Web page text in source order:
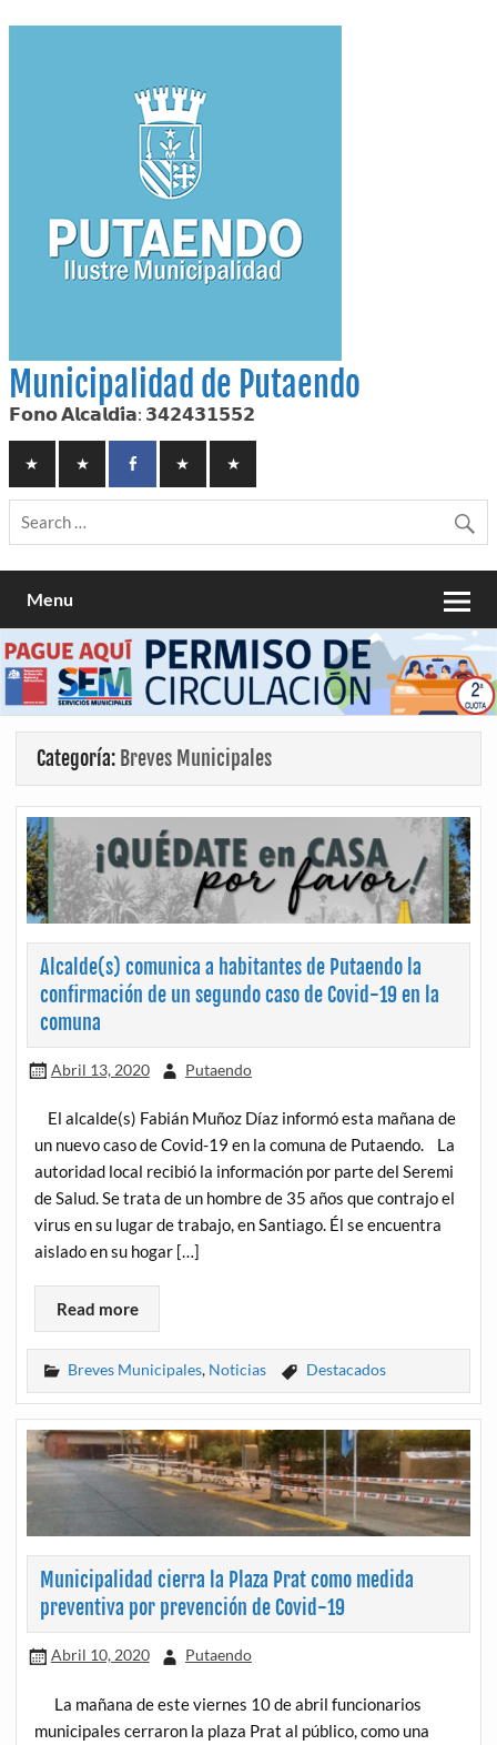
to
Municipalidad de Putaendo
𝗙𝗼𝗻𝗼 𝗔𝗹𝗰𝗮𝗹𝗱𝗶́𝗮: 𝟯𝟰𝟮𝟰𝟯𝟭𝟱𝟱𝟮
Menu
Categoría: Breves Municipales
Alcalde(s) comunica a habitantes de Putaendo la
confirmación de un segundo caso de Covid-19 en la
comuna
Abril 13, 2020 Putaendo
El alcalde(s) Fabián Muñoz Díaz informó esta mañana de
un nuevo caso de Covid-19 en la comuna de Putaendo. La
autoridad local recibió la información por parte del Seremi
de Salud. Se trata de un hombre de 35 años que contrajo el
virus en su lugar de trabajo, en Santiago. Él se encuentra
aislado en su hogar […]
Read more
Breves Municipales, Noticias Destacados
Municipalidad cierra la Plaza Prat como medida
preventiva por prevención de Covid-19
Abril 10, 2020 Putaendo
La mañana de este viernes 10 de abril funcionarios
municipales cerraron la plaza Prat al público, como una